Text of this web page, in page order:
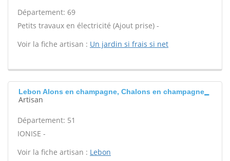
Département: 69
Petits travaux en électricité (Ajout prise) -
Voir la fiche artisan : Un jardin si frais si net
Lebon Alons en champagne, Chalons en champagne
Artisan
Département: 51
IONISE -
Voir la fiche artisan : Lebon